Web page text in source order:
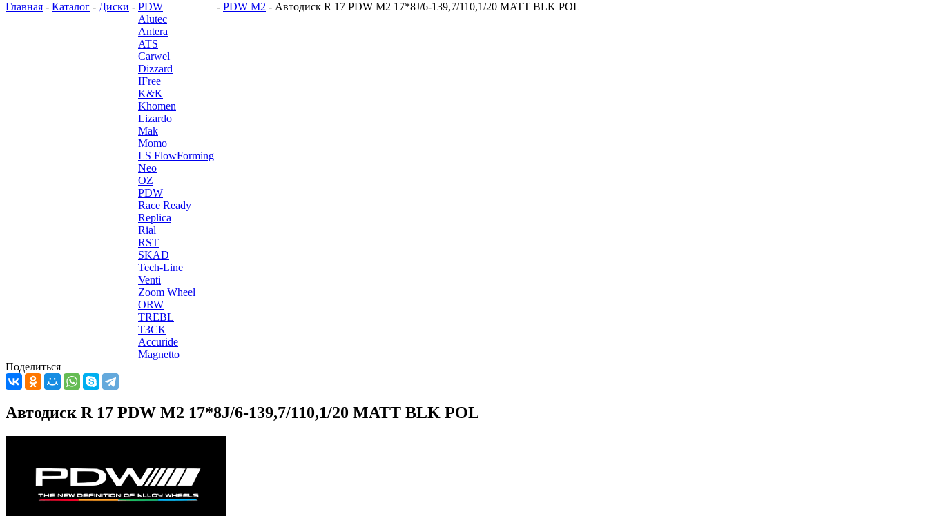
Главная - Каталог - Диски - PDW
Alutec
Antera
ATS
Carwel
Dizzard
IFree
K&K
Khomen
Lizardo
Mak
Momo
LS FlowForming
Neo
OZ
PDW
Race Ready
Replica
Rial
RST
SKAD
Tech-Line
Venti
Zoom Wheel
ORW
TREBL
ТЗСК
Accuride
Magnetto
- PDW M2 - Автодиск R 17 PDW M2 17*8J/6-139,7/110,1/20 MATT BLK POL
Поделиться
Автодиск R 17 PDW M2 17*8J/6-139,7/110,1/20 MATT BLK POL